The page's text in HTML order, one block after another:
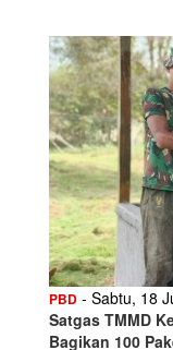
PBD - Sabtu, 18
Satgas TMMD
Bagikan 100